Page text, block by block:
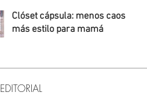
Clóset cápsula: menos caos,
más estilo para mamá
EDITORIAL